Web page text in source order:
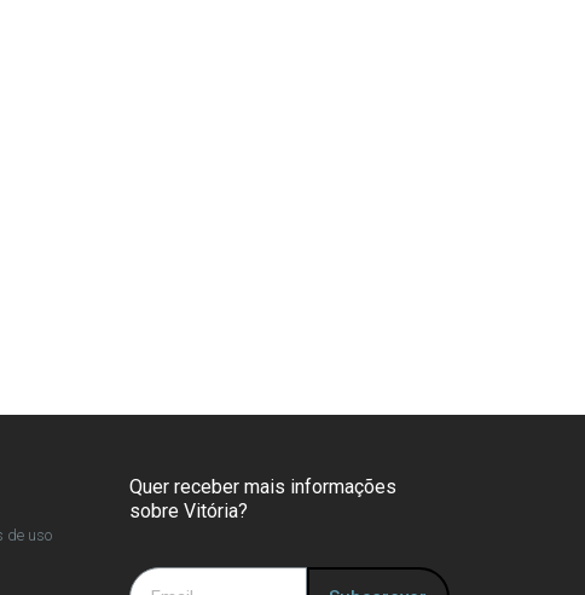
de uso
Quer receber mais informações
sobre Vitória?